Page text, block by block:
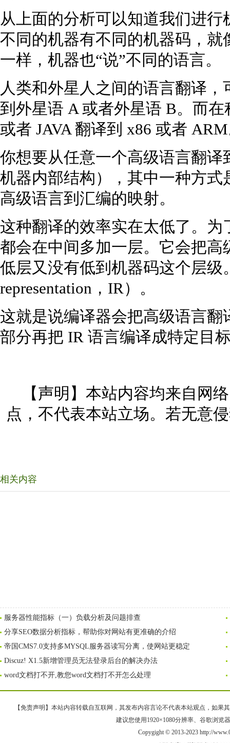
从上面的分析可以知道我们进
不同的机器有不同的机器码，
一样，机器也“说”不同的语言。
人类和外星人之间的语言翻译
到外星语 A 或者外星语 B。而
或者 JAVA 翻译到 x86 或者
你想要从任意一个高级语言翻
机器内部结构），其中一种方
高级语言到汇编的映射。
这种翻译的效率实在太低了。
都会在中间多加一层。它会把
低层又没有低到机器码这个层级
representation，IR）。
这就是说编译器会把高级语言
部分再把 IR 语言编译成特定目
【声明】本站内容均来自网
点，不代表本站立场。若无意
相关内容
服务器性能指标（一）负载分析及问题排查
分享SEO数据分析指标，帮助你对网站有更准确的介绍
帝国CMS7.0支持多MYSQL服务器读写分离，使网站更稳定
Discuz! X1.5新增管理员无法登录后台的解决办法
word文档打不开,教您word文档打不开怎么处理
【免责声明】本站内容转载自互联网，其发布内容言论不代表本站观点，如果
建议您使用1920×1080分辨率、谷歌浏览
Copygight © 2013-2023 http://